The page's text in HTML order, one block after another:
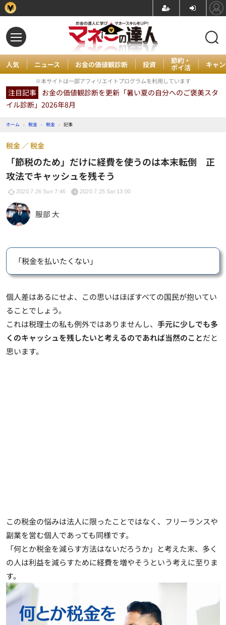
人気 ニュース お金の価値観診断 投資 節約・
ポイ活 キャ
※本サイトは一部アフィリエイトプログラムを利用しています
注目記事 お金の価値観診断を更新「暑い夏の自分へのご褒美スタ
イル診断」2026年8月
ホーム › 税金 › 税金 › 記事
「節税のため」だけに経費を使うのは本末転倒 正
攻法でキャッシュを残そう
税金 税金
2020.7.26 Sun 7:46 2020.7.25 Sat 13:00
服部 大
「税金を払いたくない」
個人差はあるにせよ、この思いはほぼすべての国民が抱いてい
ることでしょう。
これは税理士の私も例外ではありませんし、 手元に少しでも多
くのキャッシュを残したいと考えるのであれば当然のことだと
思います。
この税金の悩みは法人に限ったことではなく、フリーランスや
副業を営む個人であっても同様です。
「何とか税金を減らす方法はないだろうか」と考えた末、 多く
の人は利益を減らすために経費を増やそうという考えに至りま
す。